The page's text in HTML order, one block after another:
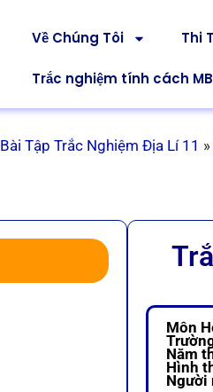
Về Chúng Tôi Thi
Trắc nghiệm tính cách
Bài Tập Trắc Nghiệm Địa Lí 11 »
Môn
Năm
Hình
Người